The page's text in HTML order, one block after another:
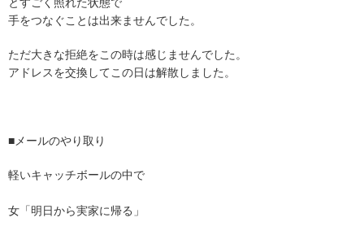
手をつなぐことは出来ませんでした。
ただ大きな拒絶をこの時は感じませんでした。
アドレスを交換してこの日は解散しました。
■メールのやり取り
軽いキャッチボールの中で
女「明日から実家に帰る」